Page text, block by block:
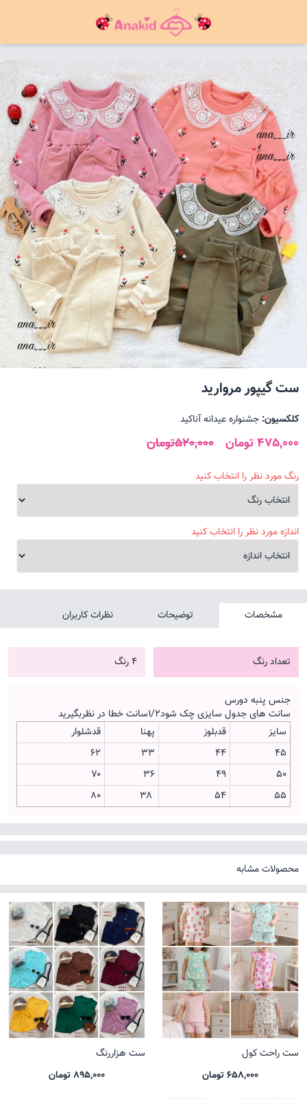
ست گیپور مروارید
کلکسیون: جشنواره عیدانه آناکید
475,000 تومان 520,000تومان
رنگ مورد نظر را انتخاب کنید
اندازه مورد نظر را انتخاب کنید
مشخصات توضیحات نظرات کاربران
تعداد رنگ 4 رنگ
جنس پنبه دورس
سانت های جدول سایزی چک شود۱/۲سانت خطا در نظربگیرید
سایز
قدبلوز پهنا
قدشلوار
۴۵
۴۴ ۳۳
۶۲
۵۰
۴۹ ۳۶
۷۰
۵۵
۵۴ ۸۰
محصولات مشابه
ست راحت کول
658,000 تومان
ست هزاررنگ
895,000 تومان